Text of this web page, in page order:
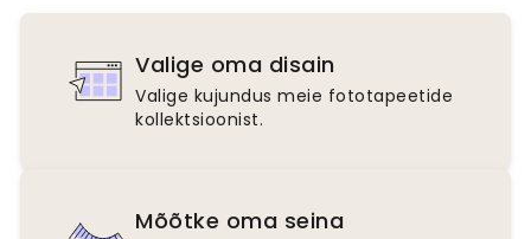
Valige oma disain
Valige kujundus meie fototapeetide
kollektsioonist.
Mõõtke oma seina